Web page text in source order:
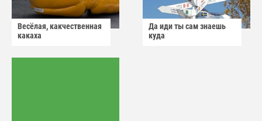
Весёлая, какчественная
какаха
Да иди ты сам знаешь
куда